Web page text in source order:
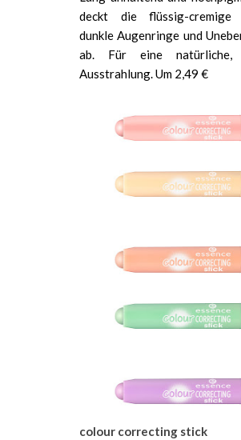
deckt die flüssig-cremige
dunkle Augenringe und
ab. Für eine natürliche,
Ausstrahlung. Um 2,49 €
colour correcting stick